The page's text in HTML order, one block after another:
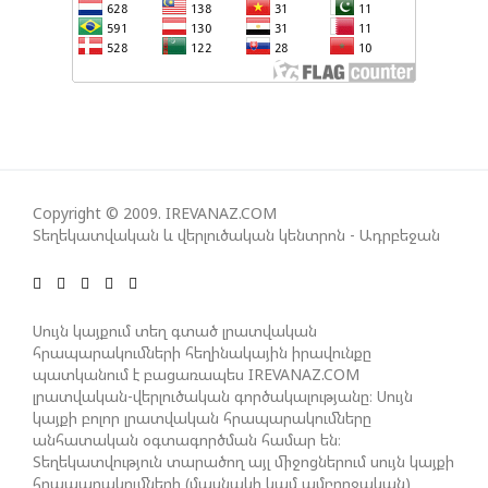
ՀԱՊԿ-Ի ՄԱՍՆԱԿՑՈՒԹՅՈՒՆԸ ՂԱՐԱԲԱՂՅԱՆ
ԳՈՐԾՈՒՆԵՈՒԹՅՈՒՆ ԱԴՐԲԵՋԱՆՈՒՄ ԱՆՕՐԻՆԱԿԱՆ
Է ՃԱՆԱՉՎԵԼ
ՄԱԼԴԻՎՑԻ ԳՈՐԾԸՆԿԵՐ ՄՈՀԱՄՄԵԴ ՄՈՒԻԶԱՅԻՆ.
«ՄԵՆՔ ԳՈՀ ԵՆՔ ԱԴՐԲԵՋԱՆԻ ԵՎ ՄԱԼԴԻՎՆԵՐԻ
ՄԻՋԵՎ ՀԱՐԱԲԵՐՈՒԹՅՈՒՆՆԵՐԻ ԴԻՆԱՄԻԿ
ԶԱՐԳԱՑՈՒՄԻՑ»
Copyright © 2009. IREVANAZ.COM
Տեղեկատվական և վերլուծական կենտրոն - Ադրբեջան
Սույն կայքում տեղ գտած լրատվական
հրապարակումների հեղինակային իրավունքը
պատկանում է բացառապես IREVANAZ.COM
լրատվական-վերլուծական գործակալությանը։ Սույն
կայքի բոլոր լրատվական հրապարակումները
անհատական օգտագործման համար են։
Տեղեկատվություն տարածող այլ միջոցներում սույն կայքի
հրապարակումների (մասնակի կամ ամբողջական)